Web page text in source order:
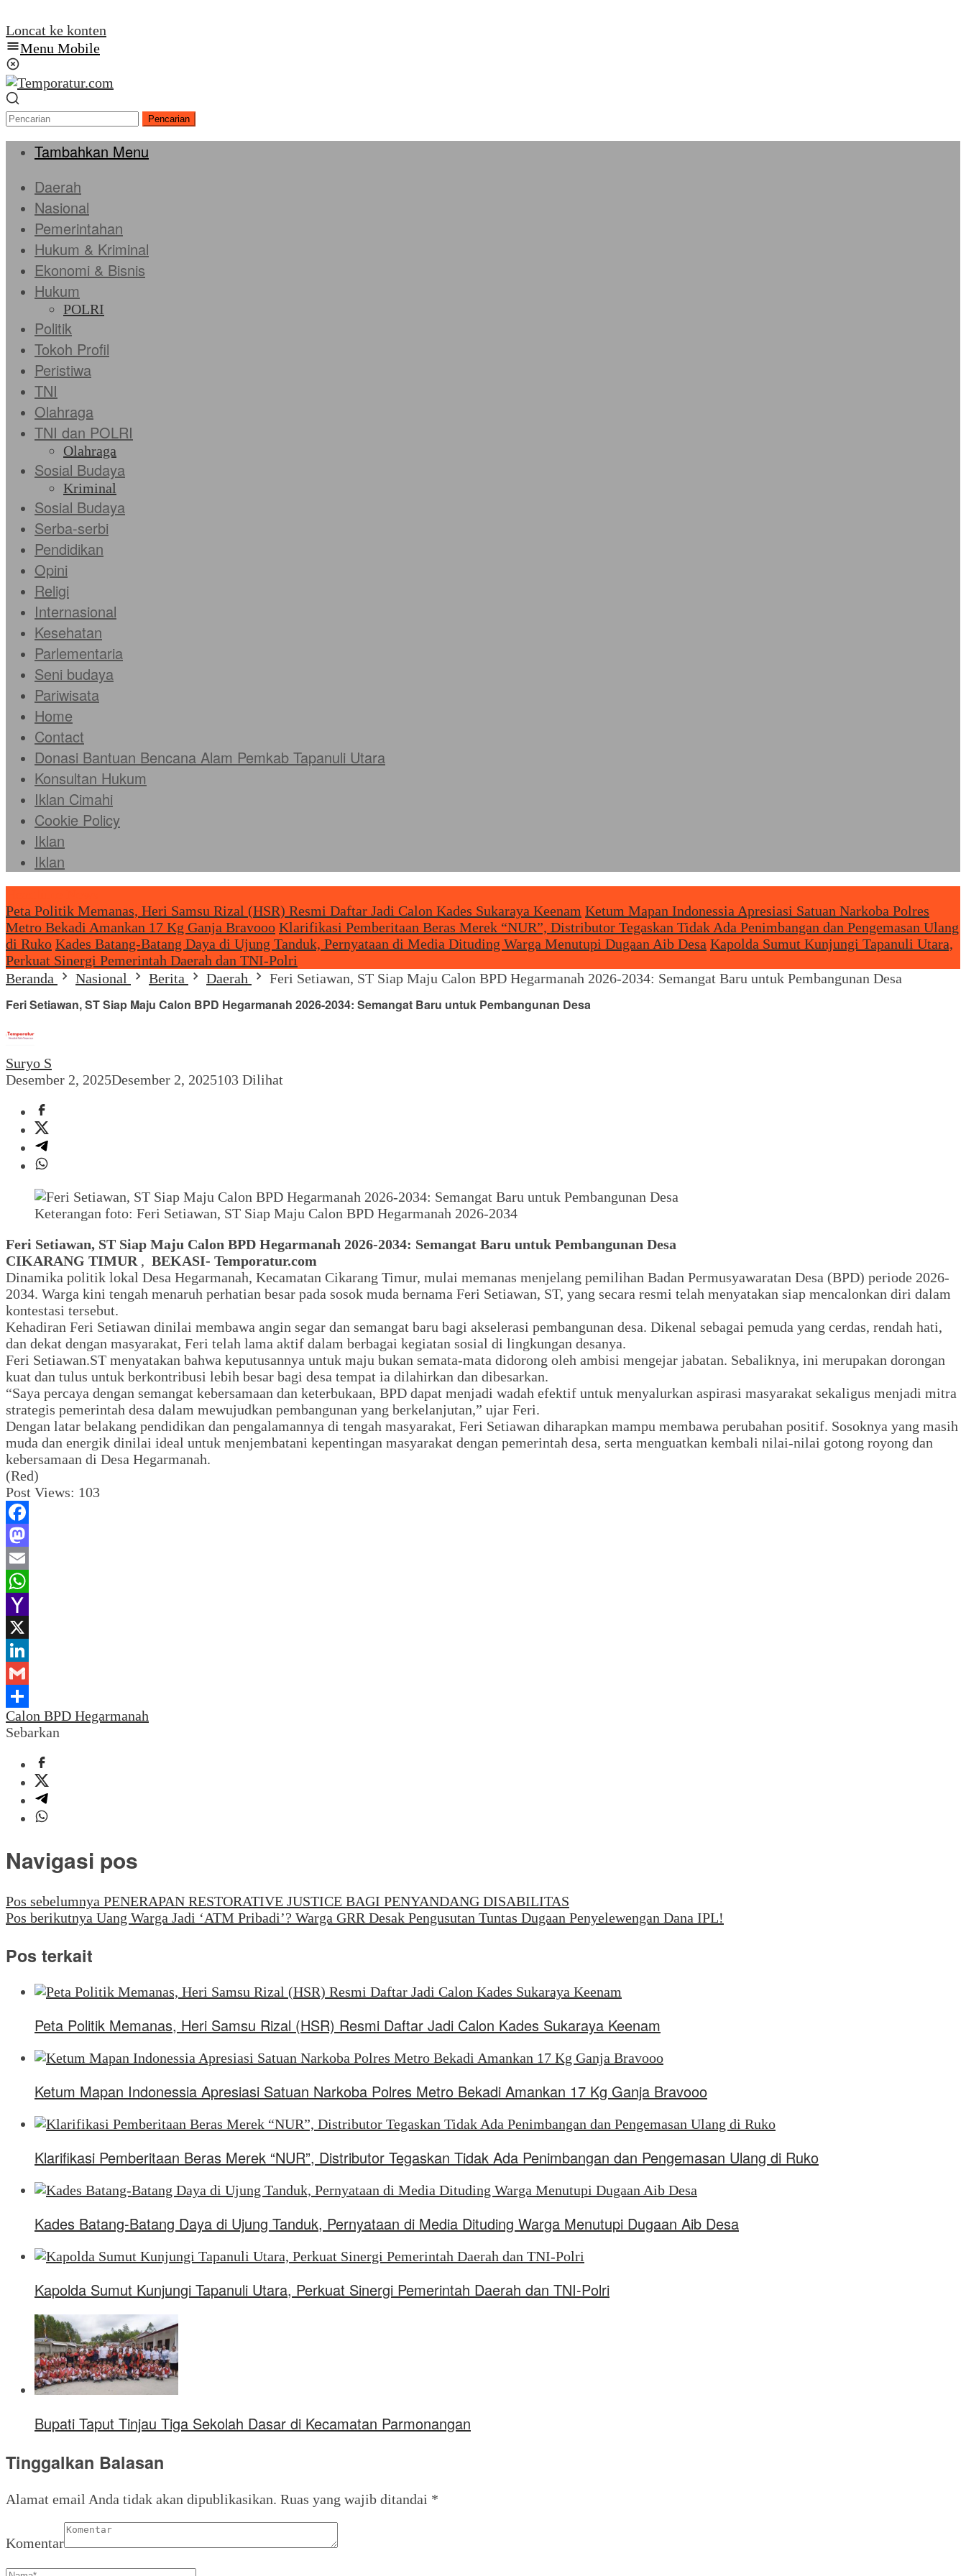
Loncat ke konten
Menu Mobile
Pencarian
Tambahkan Menu
Daerah
Nasional
Pemerintahan
Hukum & Kriminal
Ekonomi & Bisnis
Hukum
POLRI
Politik
Tokoh Profil
Peristiwa
TNI
Olahraga
TNI dan POLRI
Olahraga
Sosial Budaya
Kriminal
Sosial Budaya
Serba-serbi
Pendidikan
Opini
Religi
Internasional
Kesehatan
Parlementaria
Seni budaya
Pariwisata
Home
Contact
Donasi Bantuan Bencana Alam Pemkab Tapanuli Utara
Konsultan Hukum
Iklan Cimahi
Cookie Policy
Iklan
Iklan
Peta Politik Memanas, Heri Samsu Rizal (HSR) Resmi Daftar Jadi Calon Kades Sukaraya Keenam Ketum Mapan Indonessia Apresiasi Satuan Narkoba Polres
Metro Bekadi Amankan 17 Kg Ganja Bravooo Klarifikasi Pemberitaan Beras Merek “NUR”, Distributor Tegaskan Tidak Ada Penimbangan dan Pengemasan Ulang
di Ruko Kades Batang-Batang Daya di Ujung Tanduk, Pernyataan di Media Dituding Warga Menutupi Dugaan Aib Desa Kapolda Sumut Kunjungi Tapanuli Utara,
Perkuat Sinergi Pemerintah Daerah dan TNI-Polri
Beranda
Nasional Berita Daerah Feri Setiawan, ST Siap Maju Calon BPD Hegarmanah 2026-2034: Semangat Baru untuk Pembangunan Desa
Feri Setiawan, ST Siap Maju Calon BPD Hegarmanah 2026-2034: Semangat Baru untuk Pembangunan Desa
Suryo S
Desember 2, 2025Desember 2, 2025103 Dilihat
Keterangan foto: Feri Setiawan, ST Siap Maju Calon BPD Hegarmanah 2026-2034
Feri Setiawan, ST Siap Maju Calon BPD Hegarmanah 2026-2034: Semangat Baru untuk Pembangunan Desa
CIKARANG TIMUR , BEKASI- Temporatur.com
Dinamika politik lokal Desa Hegarmanah, Kecamatan Cikarang Timur, mulai memanas menjelang pemilihan Badan Permusyawaratan Desa (BPD) periode 2026-
2034. Warga kini tengah menaruh perhatian besar pada sosok muda bernama Feri Setiawan, ST, yang secara resmi telah menyatakan siap mencalonkan diri dalam
kontestasi tersebut.
Kehadiran Feri Setiawan dinilai membawa angin segar dan semangat baru bagi akselerasi pembangunan desa. Dikenal sebagai pemuda yang cerdas, rendah hati,
dan dekat dengan masyarakat, Feri telah lama aktif dalam berbagai kegiatan sosial di lingkungan desanya.
Feri Setiawan.ST menyatakan bahwa keputusannya untuk maju bukan semata-mata didorong oleh ambisi mengejar jabatan. Sebaliknya, ini merupakan dorongan
kuat dan tulus untuk berkontribusi lebih besar bagi desa tempat ia dilahirkan dan dibesarkan.
“Saya percaya dengan semangat kebersamaan dan keterbukaan, BPD dapat menjadi wadah efektif untuk menyalurkan aspirasi masyarakat sekaligus menjadi mitra
strategis pemerintah desa dalam mewujudkan pembangunan yang berkelanjutan,” ujar Feri.
Dengan latar belakang pendidikan dan pengalamannya di tengah masyarakat, Feri Setiawan diharapkan mampu membawa perubahan positif. Sosoknya yang masih
muda dan energik dinilai ideal untuk menjembatani kepentingan masyarakat dengan pemerintah desa, serta menguatkan kembali nilai-nilai gotong royong dan
kebersamaan di Desa Hegarmanah.
(Red)
Post Views: 103
Facebook
Mastodon
Email
WhatsApp
Yahoo
Mail
X
LinkedIn
Gmail
Share
Calon BPD Hegarmanah
Sebarkan
Navigasi pos
Pos sebelumnya PENERAPAN RESTORATIVE JUSTICE BAGI PENYANDANG DISABILITAS
Pos berikutnya Uang Warga Jadi ‘ATM Pribadi’? Warga GRR Desak Pengusutan Tuntas Dugaan Penyelewengan Dana IPL!
Pos terkait
Peta Politik Memanas, Heri Samsu Rizal (HSR) Resmi Daftar Jadi Calon Kades Sukaraya Keenam
Ketum Mapan Indonessia Apresiasi Satuan Narkoba Polres Metro Bekadi Amankan 17 Kg Ganja Bravooo
Klarifikasi Pemberitaan Beras Merek “NUR”, Distributor Tegaskan Tidak Ada Penimbangan dan Pengemasan Ulang di Ruko
Kades Batang-Batang Daya di Ujung Tanduk, Pernyataan di Media Dituding Warga Menutupi Dugaan Aib Desa
Kapolda Sumut Kunjungi Tapanuli Utara, Perkuat Sinergi Pemerintah Daerah dan TNI-Polri
Bupati Taput Tinjau Tiga Sekolah Dasar di Kecamatan Parmonangan
Tinggalkan Balasan
Alamat email Anda tidak akan dipublikasikan. Ruas yang wajib ditandai *
Komentar